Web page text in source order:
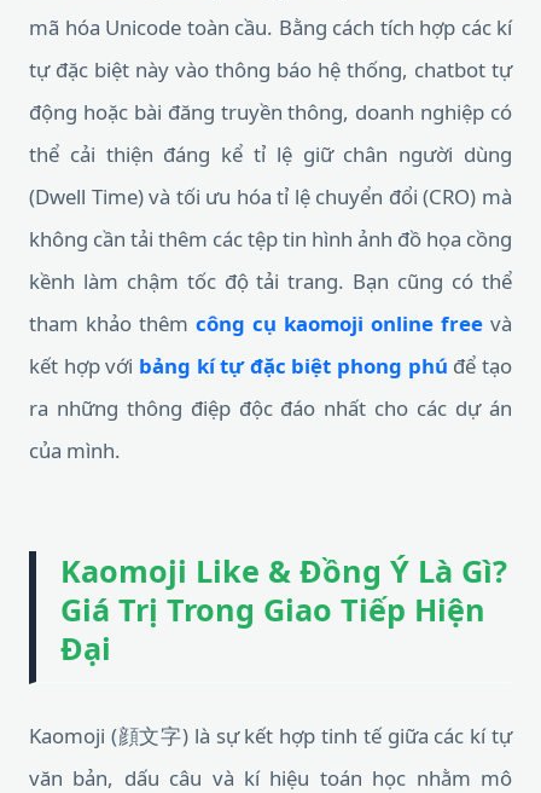
mã hóa Unicode toàn cầu. Bằng cách tích hợp các kí
tự đặc biệt này vào thông báo hệ thống, chatbot tự
động hoặc bài đăng truyền thông, doanh nghiệp có
thể cải thiện đáng kể tỉ lệ giữ chân người dùng
(Dwell Time) và tối ưu hóa tỉ lệ chuyển đổi (CRO) mà
không cần tải thêm các tệp tin hình ảnh đồ họa cồng
kềnh làm chậm tốc độ tải trang. Bạn cũng có thể
tham khảo thêm công cụ kaomoji online free và
kết hợp với bảng kí tự đặc biệt phong phú để tạo
ra những thông điệp độc đáo nhất cho các dự án
của mình.
Kaomoji Like & Đồng Ý Là Gì?
Giá Trị Trong Giao Tiếp Hiện
Đại
Kaomoji (顔文字) là sự kết hợp tinh tế giữa các kí tự
văn bản, dấu câu và kí hiệu toán học nhằm mô